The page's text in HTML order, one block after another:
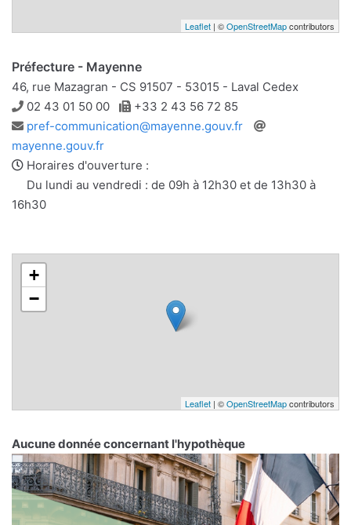
Leaflet | ©OpenStreetMapcontributors
Préfecture - Mayenne
46, rue Mazagran - CS 91507 - 53015 - Laval Cedex
Téléphone
02 43 01 50 00 Télécopie
+33 2 43 56 72 85
Adresse
e-
mail
pref-communication@mayenne.gouv.fr
mayenne.gouv.fr
Horaires d'ouverture :
Du lundi au vendredi : de 09h à 12h30 et de 13h30 à
16h30
+
−
Leaflet | ©OpenStreetMapcontributors
Aucune donnée concernant l'hypothèque